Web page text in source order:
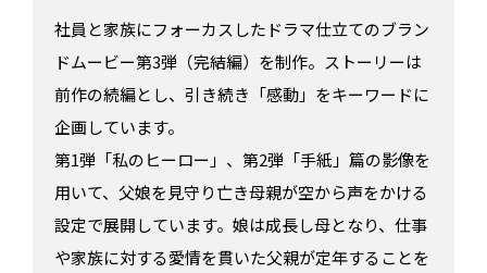
社員と家族にフォーカスしたドラマ仕立てのブラン
ドムービー第3弾（完結編）を制作。ストーリーは
前作の続編とし、引き続き「感動」をキーワードに
企画しています。
第1弾「私のヒーロー」、第2弾「手紙」篇の影像を
用いて、父娘を見守り亡き母親が空から声をかける
設定で展開しています。娘は成長し母となり、仕事
や家族に対する愛情を貫いた父親が定年することを